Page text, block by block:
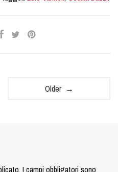
Older →
I campi obbligatori sono